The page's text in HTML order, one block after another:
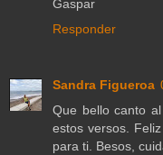
Gaspar
Responder
Sandra Figueroa
Que bello canto
estos versos.
para ti. Besos,